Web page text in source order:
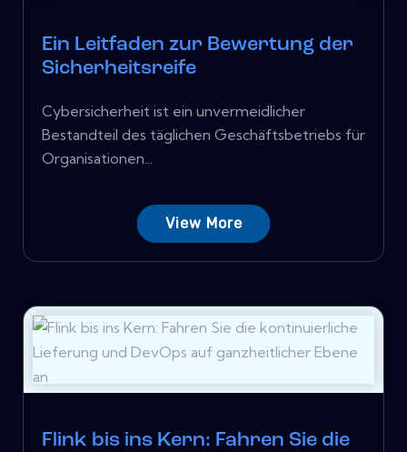
Ein Leitfaden zur Bewertung der
Sicherheitsreife
Cybersicherheit ist ein unvermeidlicher
Bestandteil des täglichen Geschäftsbetriebs für
Organisationen...
View More
Flink bis ins Kern: Fahren Sie die